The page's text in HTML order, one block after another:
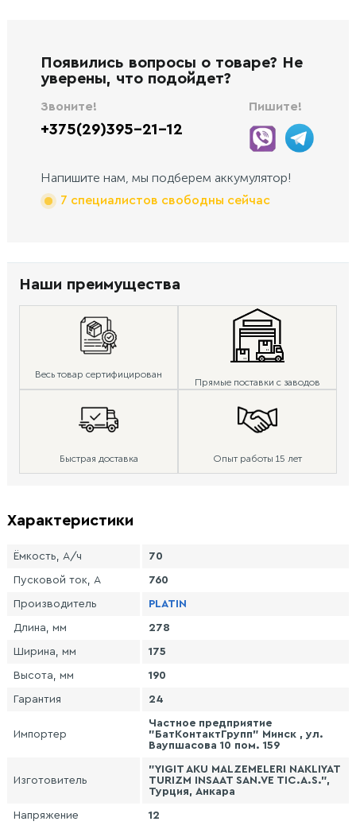
Появились вопросы о товаре? Не
уверены, что подойдет?
Звоните!
+375(29)395-21-12
Пишите!
Напишите нам, мы подберем аккумулятор!
7 специалистов свободны сейчас
Наши преимущества
Весь товар сертифицирован
Прямые поставки с заводов
Быстрая доставка Опыт работы 15 лет
Характеристики
Ёмкость, А/ч 70
Пусковой ток, А 760
Производитель PLATIN
Длина, мм 278
Ширина, мм 175
Высота, мм 190
Гарантия 24
Импортер
Частное предприятие
"БатКонтактГрупп" Минск , ул.
Ваупшасова 10 пом. 159
Изготовитель
"YIGIT AKU MALZEMELERI NAKLIYAT
TURIZM INSAAT SAN.VE TIC.A.S.",
Турция, Анкара
Напряжение 12